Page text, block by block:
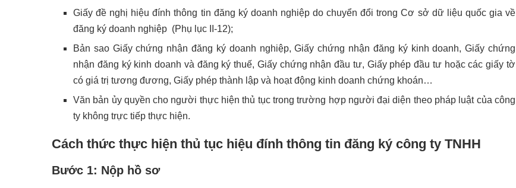
Giấy đề nghị hiệu đính thông tin đăng ký doanh nghiệp do chuyển đổi trong Cơ sở dữ liệu quốc gia về
đăng ký doanh nghiệp (Phụ lục II-12);
Bản sao Giấy chứng nhận đăng ký doanh nghiệp, Giấy chứng nhận đăng ký kinh doanh, Giấy chứng
nhận đăng ký kinh doanh và đăng ký thuế, Giấy chứng nhận đầu tư, Giấy phép đầu tư hoặc các giấy tờ
có giá trị tương đương, Giấy phép thành lập và hoạt động kinh doanh chứng khoán…
Văn bản ủy quyền cho người thực hiện thủ tục trong trường hợp người đại diện theo pháp luật của công
ty không trực tiếp thực hiện.
Cách thức thực hiện thủ tục hiệu đính thông tin đăng ký công ty TNHH
Bước 1: Nộp hồ sơ